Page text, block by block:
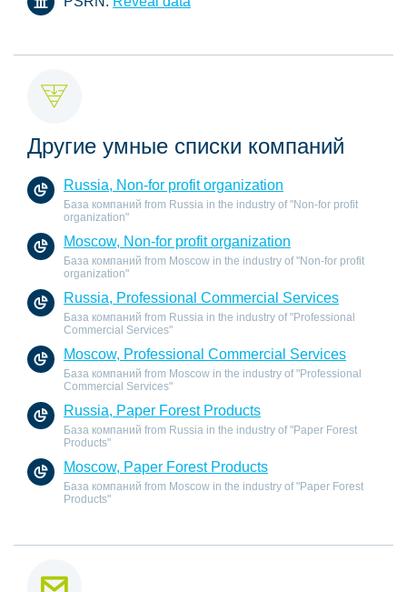
Другие умные списки компаний
Russia, Non-for profit organization
База компаний from Russia in the industry of "Non-for profit
organization"
Moscow, Non-for profit organization
База компаний from Moscow in the industry of "Non-for profit
organization"
Russia, Professional Commercial Services
База компаний from Russia in the industry of "Professional
Commercial Services"
Moscow, Professional Commercial Services
База компаний from Moscow in the industry of "Professional
Commercial Services"
Russia, Paper Forest Products
База компаний from Russia in the industry of "Paper Forest
Products"
Moscow, Paper Forest Products
База компаний from Moscow in the industry of "Paper Forest
Products"